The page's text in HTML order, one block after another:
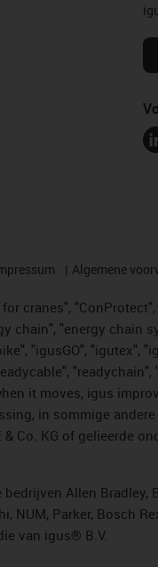
Algemene
cranes",
chain", "energy chain
"igusGO", "igutex",
it moves, igus
in sommige
Co. KG of gelieerde
Allen Bradley,
NUM, Parker, Bosch
van igus® B.V.